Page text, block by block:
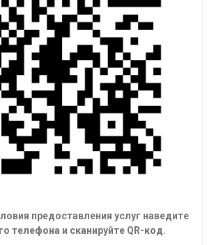
предоставления услуг наведите
телефона и сканируйте QR-код.